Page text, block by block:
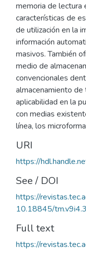
memoria de lectura
características de
de utilización en la
información
masivos. También
medio de
convencionales
almacenamiento
aplicabilidad en la
con medias
línea, los
URI
https://
See / DOI
https://
10.18845/
Full text
https://